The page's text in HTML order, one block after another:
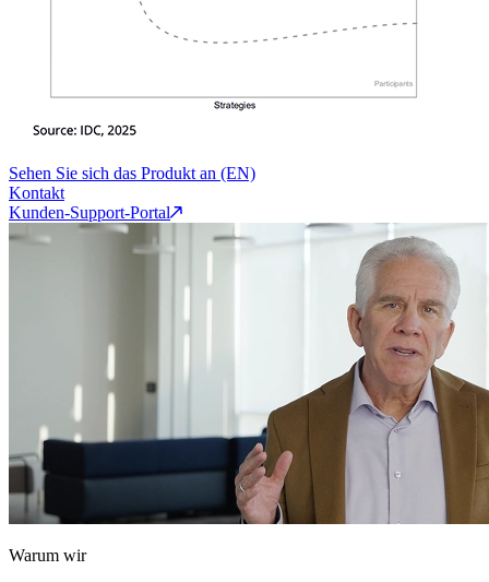
Sehen Sie sich das Produkt an (EN)
Kontakt
Kunden-Support-Portal
Warum wir